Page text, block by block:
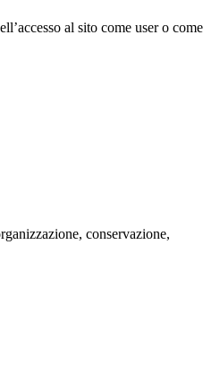
al sito come user o come
conservazione,